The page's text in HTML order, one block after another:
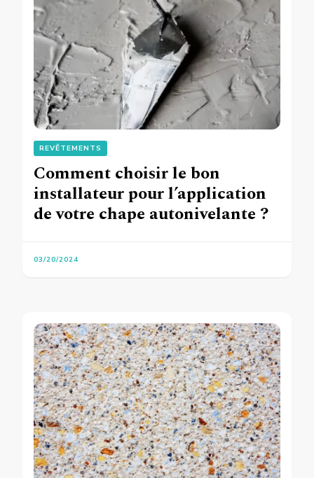
REVÊTEMENTS
Comment choisir le bon
installateur pour l’application
de votre chape autonivelante ?
03/20/2024